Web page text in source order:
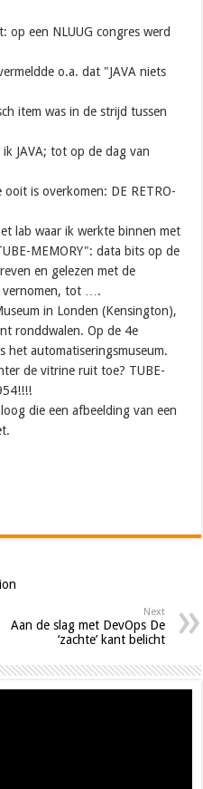
een NLUUG congres werd
o.a. dat "JAVA niets
item was in de strijd tussen
JAVA; tot op de dag van
is overkomen: DE RETRO-
lab waar ik werkte binnen met
MEMORY": data bits op de
en gelezen met de
vernomen, tot ….
in Londen (Kensington),
ronddwalen. Op de 4e
het automatiseringsmuseum.
de vitrine ruit toe? TUBE-
die een afbeelding van een
Next
Aan de slag met DevOps De
‘zachte’ kant belicht